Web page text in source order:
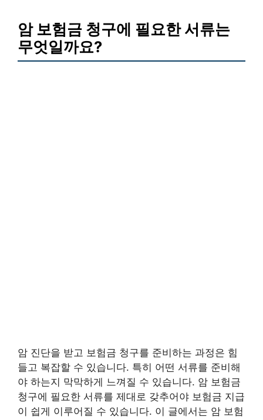
암 보험금 청구에 필요한 서류는
무엇일까요?
암 진단을 받고 보험금 청구를 준비하는 과정은 힘
들고 복잡할 수 있습니다. 특히 어떤 서류를 준비해
야 하는지 막막하게 느껴질 수 있습니다. 암 보험금
청구에 필요한 서류를 제대로 갖추어야 보험금 지급
이 쉽게 이루어질 수 있습니다. 이 글에서는 암 보험